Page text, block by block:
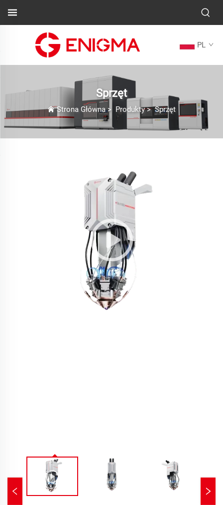
PL
Sprzęt
Strona Główna> Produkty>Sprzęt